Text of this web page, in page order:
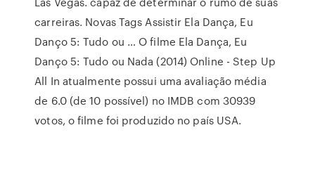
carreiras. Novas Tags Assistir Ela Dança, Eu
Danço 5: Tudo ou … O filme Ela Dança, Eu
Danço 5: Tudo ou Nada (2014) Online - Step Up
All In atualmente possui uma avaliação média
de 6.0 (de 10 possível) no IMDB com 30939
votos, o filme foi produzido no país USA.